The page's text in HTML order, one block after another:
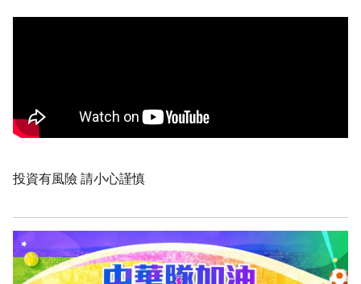
投資有風險 請小心謹慎